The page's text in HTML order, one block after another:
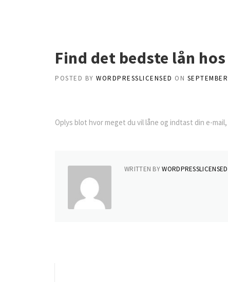
Find det bedste lån
POSTED BY WORDPRESSLICENSED ON
Oplys blot hvor meget du vil låne og indtast din e-
WRITTEN BYWORDPRESSLICENSED